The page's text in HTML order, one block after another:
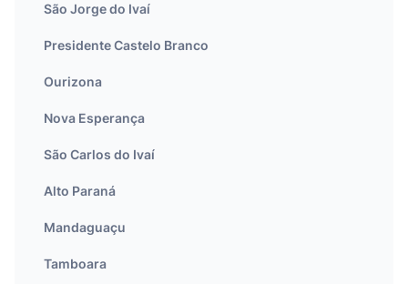
São Jorge do Ivaí
Presidente Castelo Branco
Ourizona
Nova Esperança
São Carlos do Ivaí
Alto Paraná
Mandaguaçu
Tamboara